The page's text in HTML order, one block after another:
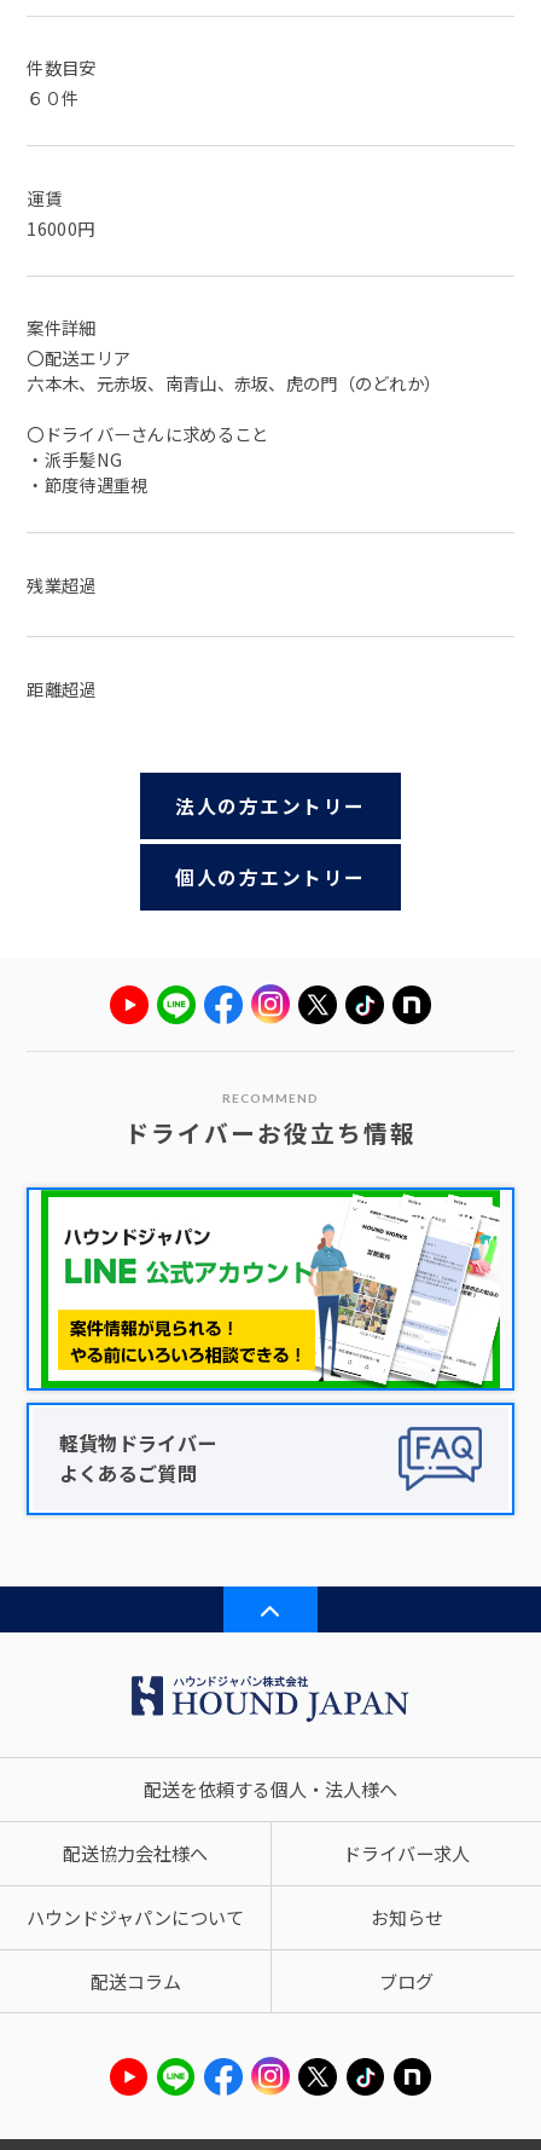
件数目安
６０件
運賃
16000円
案件詳細
〇配送エリア
六本木、元赤坂、南青山、赤坂、虎の門（のどれか）
〇ドライバーさんに求めること
・派手髪NG
・節度待遇重視
残業超過
距離超過
法人の方エントリー
個人の方エントリー
RECOMMEND
ドライバーお役立ち情報
軽貨物ドライバー
よくあるご質問
配送を依頼する個人・法人様へ
配送協力会社様へ ドライバー求人
ハウンドジャパンについて お知らせ
配送コラム ブログ